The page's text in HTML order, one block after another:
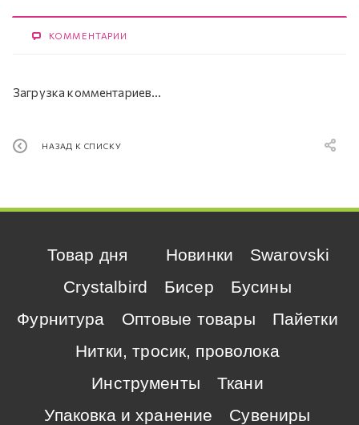
КОММЕНТАРИИ
Загрузка комментариев...
НАЗАД К СПИСКУ
Товар дня Новинки
Swarovski
Crystalbird
Бисер
Бусины
Фурнитура
Оптовые товары
Пайетки
Нитки, тросик, проволока
Инструменты
Ткани
Упаковка и хранение
Сувениры